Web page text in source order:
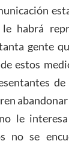
habrá
gente
estos
le
no se